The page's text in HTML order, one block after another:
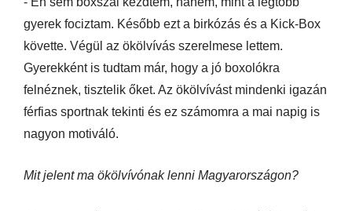
gyerek fociztam. Később ezt a birkózás és a Kick-Box
követte. Végül az ökölvívás szerelmese lettem.
Gyerekként is tudtam már, hogy a jó boxolókra
felnéznek, tisztelik őket. Az ökölvívást mindenki igazán
férfias sportnak tekinti és ez számomra a mai napig is
nagyon motiváló.
Mit jelent ma ökölvívónak lenni Magyarországon?